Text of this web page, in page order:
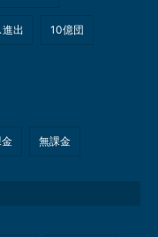
出 10億団
無課金